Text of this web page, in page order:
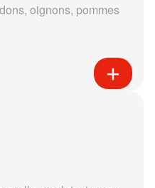
oignons, pommes